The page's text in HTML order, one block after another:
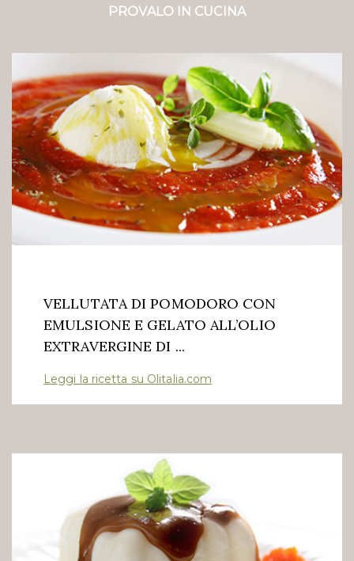
PROVALO IN CUCINA
VELLUTATA DI POMODORO CON
EMULSIONE E GELATO ALL’OLIO
EXTRAVERGINE DI ...
Leggi la ricetta su Olitalia.com